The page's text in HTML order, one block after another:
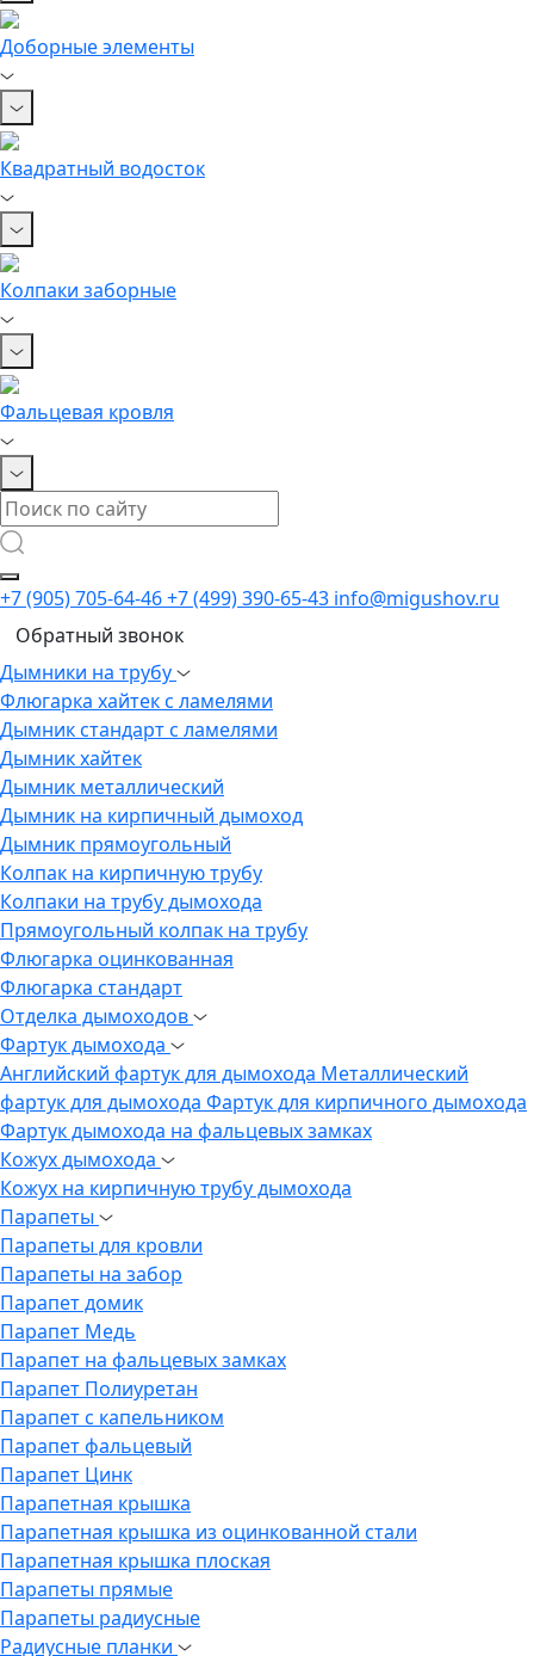
Доборные элементы
Квадратный водосток
Колпаки заборные
Фальцевая кровля
+7 (905) 705-64-46+7 (499) 390-65-43 info@migushov.ru
Обратный звонок
Дымники на трубу
Флюгарка хайтек с ламелями
Дымник стандарт с ламелями
Дымник хайтек
Дымник металлический
Дымник на кирпичный дымоход
Дымник прямоугольный
Колпак на кирпичную трубу
Колпаки на трубу дымохода
Прямоугольный колпак на трубу
Флюгарка оцинкованная
Флюгарка стандарт
Отделка дымоходов
Фартук дымохода
Английский фартук для дымохода Металлический
фартук для дымохода Фартук для кирпичного дымохода
Фартук дымохода на фальцевых замках
Кожух дымохода
Кожух на кирпичную трубу дымохода
Парапеты
Парапеты для кровли
Парапеты на забор
Парапет домик
Парапет Медь
Парапет на фальцевых замках
Парапет Полиуретан
Парапет с капельником
Парапет фальцевый
Парапет Цинк
Парапетная крышка
Парапетная крышка из оцинкованной стали
Парапетная крышка плоская
Парапеты прямые
Парапеты радиусные
Радиусные планки